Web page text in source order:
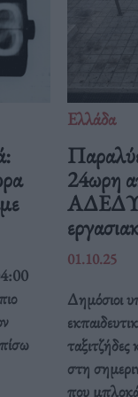
Ελλάδα
24ωρη
ΑΔΕΔΥ
01.10.25
Δημόσιοι
στη
που